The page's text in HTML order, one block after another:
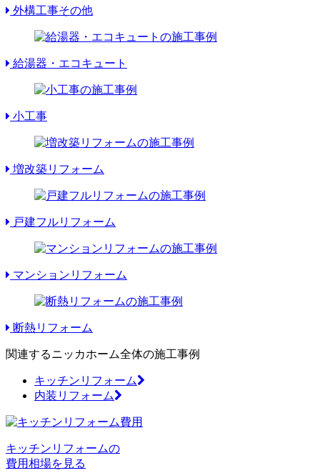
外構工事その他
給湯器・エコキュート
小工事
増改築リフォーム
戸建フルリフォーム
マンションリフォーム
断熱リフォーム
関連するニッカホーム全体の施工事例
キッチンリフォーム
内装リフォーム
キッチンリフォームの
費用相場を見る